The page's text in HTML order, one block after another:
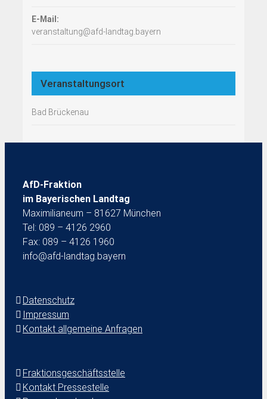
E-Mail:
veranstaltung@afd-landtag.bayern
Veranstaltungsort
Bad Brückenau
AfD-Fraktion
im Bayerischen Landtag
Maximilianeum – 81627 München
Tel: 089 – 4126 2960
Fax: 089 – 4126 1960
info@afd-landtag.bayern
Datenschutz
Impressum
Kontakt allgemeine Anfragen
Fraktionsgeschäftsstelle
Kontakt Pressestelle